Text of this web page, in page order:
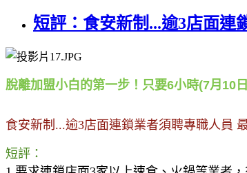
短評：食安新制...逾3店面連
脫離加盟小白的第一步！只要6小時(7月10
食安新制...逾3店面連鎖業者須聘專職人員
短評：